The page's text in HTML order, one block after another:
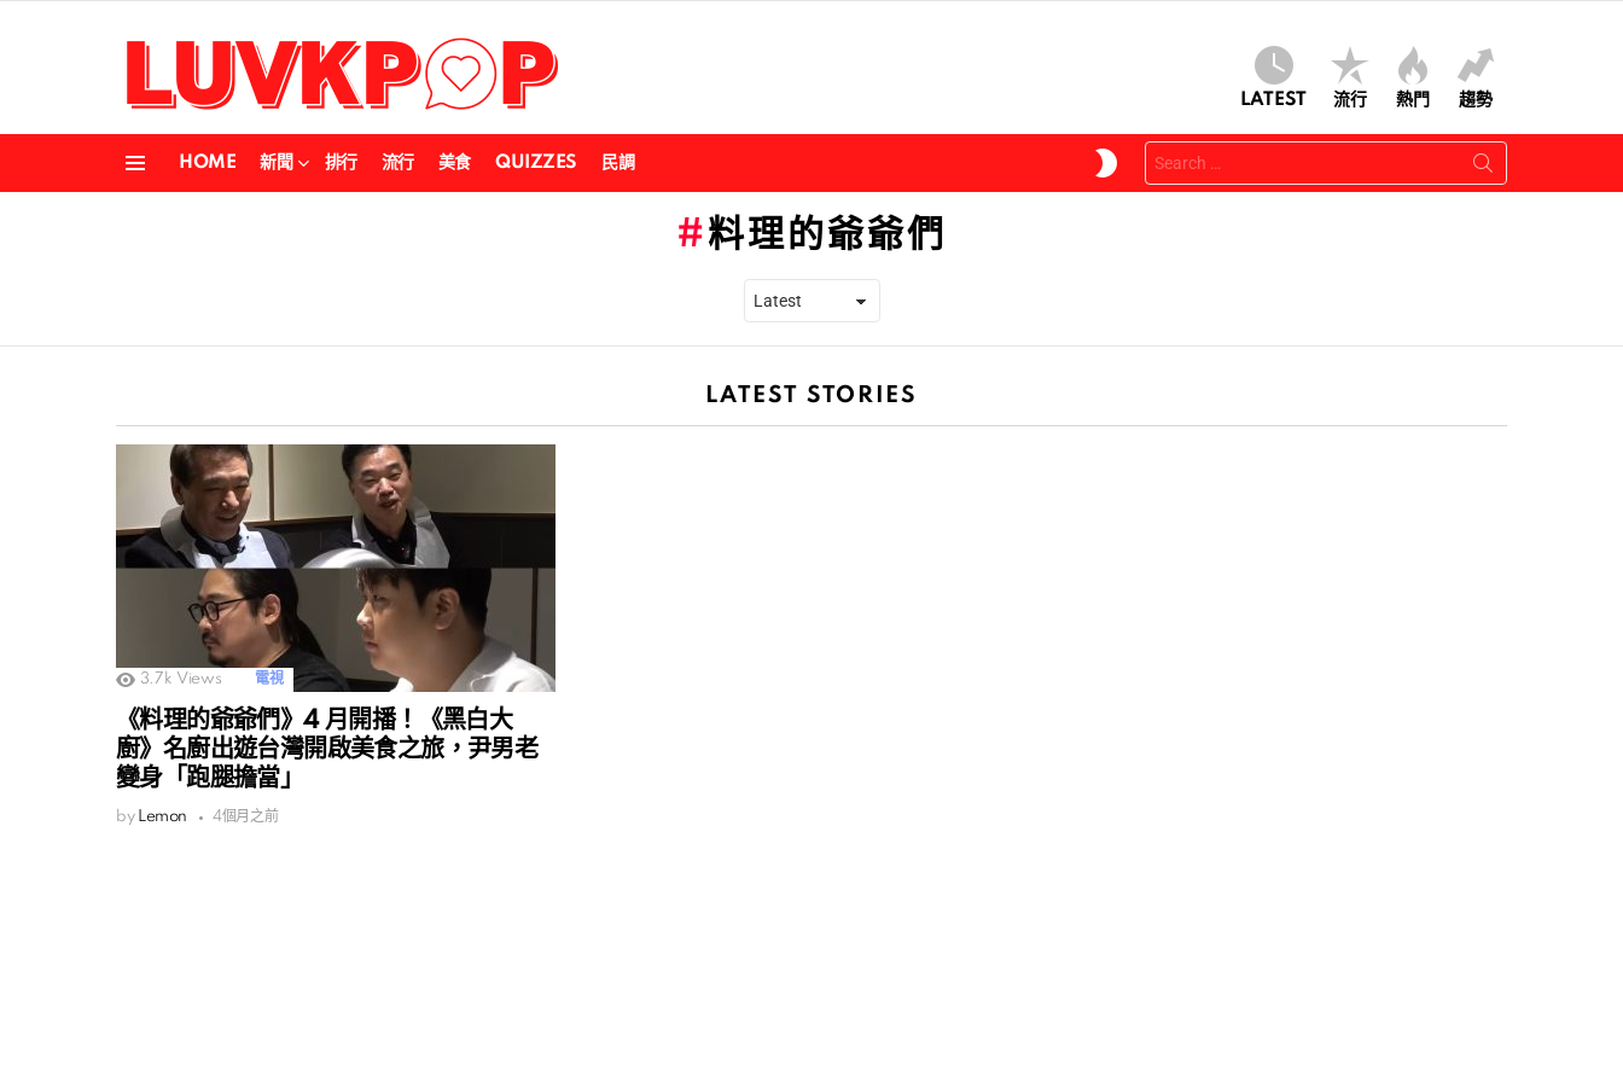
LATEST 流行 熱門 趨勢
HOME 新聞 排行 流行 美食 QUIZZES 民調
SKIN
Search
for:
料理的爺爺們
LATEST STORIES
3.7k Views 電視
《料理的爺爺們》4 月開播！《黑白大
廚》名廚出遊台灣開啟美食之旅，尹男老
變身「跑腿擔當」
by Lemon 4個月之前